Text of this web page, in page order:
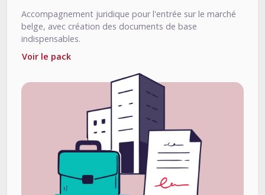
Accompagnement juridique pour l'entrée sur le marché
belge, avec création des documents de base
indispensables.
Voir le pack